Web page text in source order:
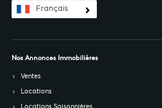
Français
Nos Annonces Immobilières
Ventes
Locations
Locations Saisonnières